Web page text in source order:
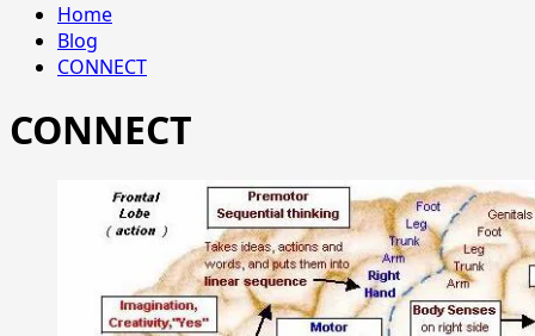
Home
Blog
CONNECT
CONNECT